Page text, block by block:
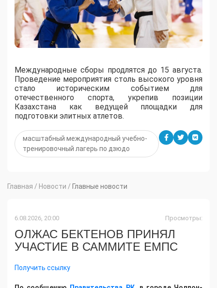
Международные сборы продлятся до 15 августа.
Проведение мероприятия столь высокого уровня
стало историческим событием для
отечественного спорта, укрепив позиции
Казахстана как ведущей площадки для
подготовки элитных атлетов.
масштабный международный учебно-
тренировочный лагерь по дзюдо
Главная / Новости / Главные новости
6.08.2026, 20:00 Просмотры:
ОЛЖАС БЕКТЕНОВ ПРИНЯЛ
УЧАСТИЕ В САММИТЕ ЕМПС
Получить ссылку